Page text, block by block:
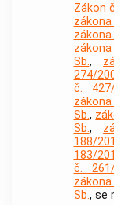
Zákon
Sb.,
274/
č.
Sb.,
Sb.,
188/
183/
č.
Sb., se